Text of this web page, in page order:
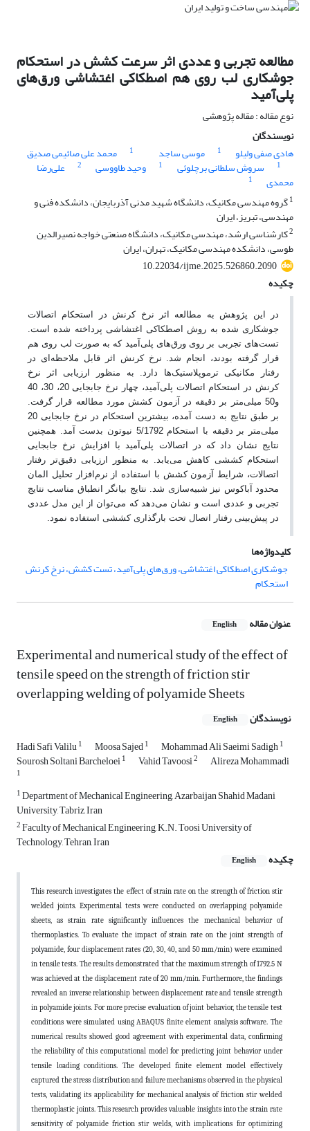
مطالعه تجربی و عددی اثر سرعت کشش در استحکام
جوشکاری لب روی هم اصطکاکی اغتشاشی ورق‌‌های
پلی‌آمید
نوع مقاله : مقاله پژوهشی
نویسندگان
هادی صفی ولیلو
1 موسی ساجد 1 محمد علی صائیمی صدیق
1 سروش سلطانی برچلوئی 1 وحید طاووسی 2 علی‌رضا
محمدی
1
1گروه مهندسی مکانیک، دانشگاه شهید مدنی آذربایجان، دانشکده فنی و
مهندسی، تبریز، ایران
2کارشناسی ارشد، مهندسی مکانیک، دانشگاه صنعتی خواجه نصیرالدین
طوسی، دانشکده مهندسی مکانیک، تهران، ایران
10.22034/ijme.2025.526860.2090
چکیده
در این پژوهش به مطالعه اثر نرخ کرنش در استحکام اتصالات
جوشکاری شده به روش اصطکاکی اغتشاشی پرداخته شده است.
تستهای تجربی بر روی ورق‌های‌ پلی‌آمید که به صورت لب روی هم
قرار‌ گرفته بودند، انجام شد. نرخ کرنش اثر قابل ملاحظه‌ای در
رفتار مکانیکی ترموپلاستیک‌ها دارد. به منظور ارزیابی اثر نرخ
کرنش در استحکام اتصالات پلی‌آمید، چهار نرخ جابجایی 20، 30، 40
و50 میلی‌متر بر دقیقه در آزمون کشش مورد مطالعه قرار گرفت.
بر طبق نتایج به دست آمده، بیشترین استحکام در نرخ جابجایی 20
میلی‌متر بر دقیقه با استحکام 5/1792 نیوتون بدست آمد. همچنین
نتایج نشان داد که در اتصالات پلی‌آمید با افزایش نرخ جابجایی
استحکام کششی کاهش مییابد. به منظور ارزیابی دقیقتر رفتار
اتصالات، شرایط آزمون کشش با استفاده از نرم‌افزار تحلیل المان
محدود آباکوس نیز شبیهسازی شد. نتایج بیانگر انطباق مناسب نتایج
تجربی و عددی است و نشان میدهد که میتوان از این مدل عددی
در پیشبینی رفتار اتصال تحت بارگذاری کششی استفاده نمود.
کلیدواژه‌ها
جوشکاری اصطکاکی اغتشاشی، ورق‌‌های پلی‌آمید، تست کشش، نرخ کرنش
استحکام
عنوان مقاله English
Experimental and numerical study of the effect of
tensile speed on the strength of friction stir
overlapping welding of polyamide Sheets
نویسندگان English
Hadi Safi Valilu1 Moosa Sajed1 Mohammad Ali Saeimi Sadigh1
Sourosh Soltani Barcheloei1 Vahid Tavoosi2 Alireza Mohammadi
1
1Department of Mechanical Engineering, Azarbaijan Shahid Madani
University, Tabriz, Iran
2Faculty of Mechanical Engineering, K.N. Toosi University of
Technology, Tehran, Iran
چکیده
English
This research investigates the effect of strain rate on the strength of friction stir
welded joints. Experimental tests were conducted on overlapping polyamide
sheets, as strain rate significantly influences the mechanical behavior of
thermoplastics. To evaluate the impact of strain rate on the joint strength of
polyamide, four displacement rates (20, 30, 40, and 50 mm/min) were examined
in tensile tests. The results demonstrated that the maximum strength of 1792.5 N
was achieved at the displacement rate of 20 mm/min. Furthermore, the findings
revealed an inverse relationship between displacement rate and tensile strength
in polyamide joints. For more precise evaluation of joint behavior, the tensile test
conditions were simulated using ABAQUS finite element analysis software. The
numerical results showed good agreement with experimental data, confirming
the reliability of this computational model for predicting joint behavior under
tensile loading conditions. The developed finite element model effectively
captured the stress distribution and failure mechanisms observed in the physical
tests, validating its applicability for mechanical analysis of friction stir welded
thermoplastic joints. This research provides valuable insights into the strain rate
sensitivity of polyamide friction stir welds, with implications for optimizing